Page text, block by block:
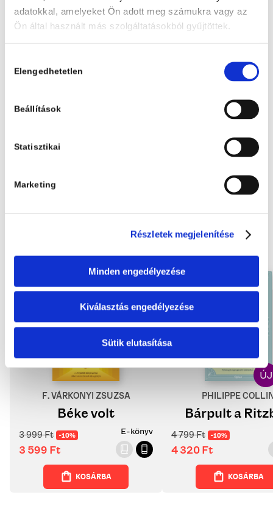
adatokkal, amelyeket Ön adott meg számukra vagy az
Ön által használt más szolgáltatásokból gyűjtöttek.
kiválasztása
Elengedhetetlen
Beállítások
Statisztikai
Marketing
Részletek megjelenítése
Minden engedélyezése
Kiválasztás engedélyezése
Sütik elutasítása
Kiadói kedvezmény
Személyes átvételi
Érdekelhetnek még…
F. VÁRKONYI ZSUZSA
Béke volt
3 999Ft -10%
3 599 Ft
E-könyv
KOSÁRBA
PHILIPPE
Bárpult a
4 799Ft -10%
4 320Ft
KOSÁRBA